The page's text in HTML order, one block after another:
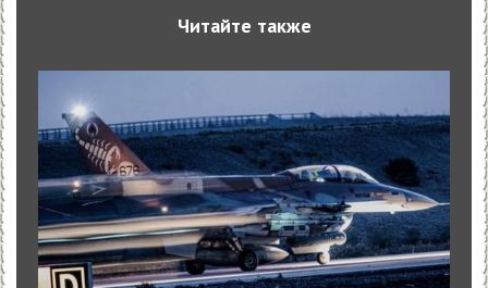
Читайте также